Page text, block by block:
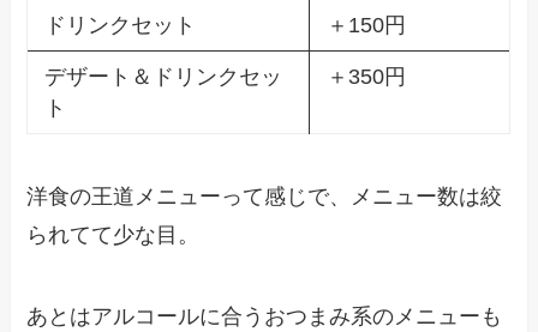
ドリンクセット ＋150円
デザート＆ドリンクセッ
ト
＋350円
洋食の王道メニューって感じで、メニュー数は絞
られてて少な目。
あとはアルコールに合うおつまみ系のメニューも